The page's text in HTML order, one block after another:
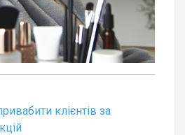
клієнтів за